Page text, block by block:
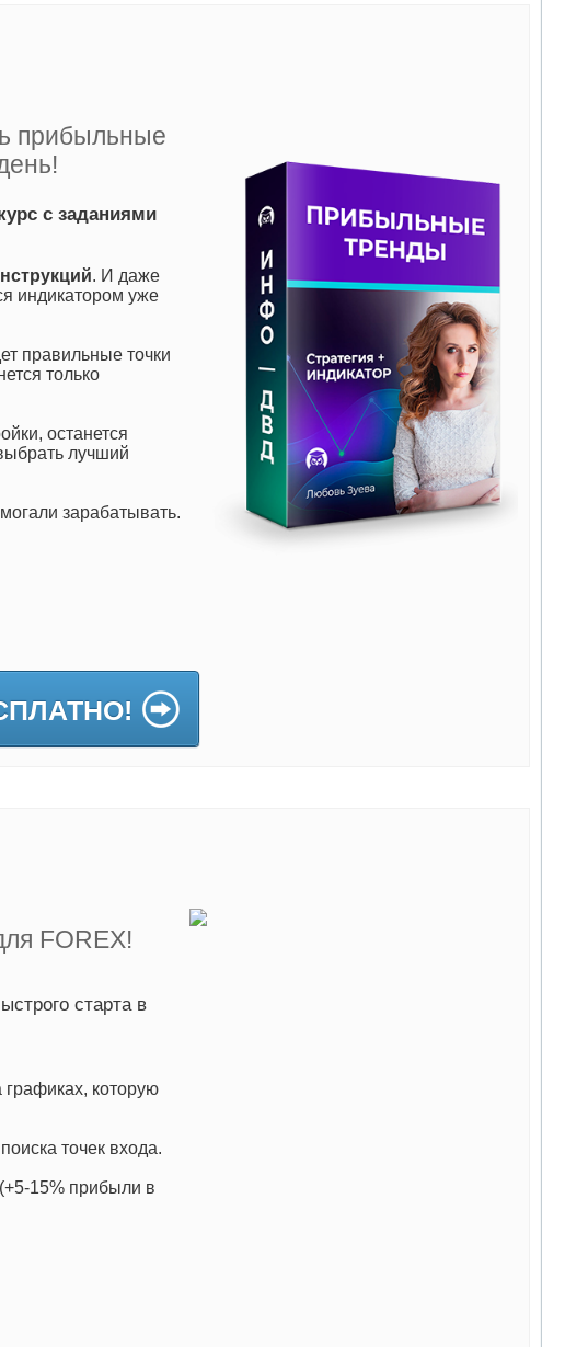
прибыльные
с заданиями
. И даже
индикатором уже
правильные точки
только
останется
лучший
зарабатывать.
FOREX!
старта в
которую
точек входа.
15% прибыли в